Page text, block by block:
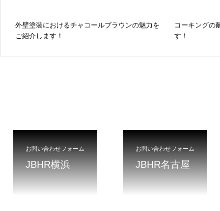
外壁塗装におけるチャコールブラウンの魅力を
ご紹介します！
コーキングの
す！
お問い合わせフォーム
JBHR横浜
お問い合わせフォーム
JBHR名古屋